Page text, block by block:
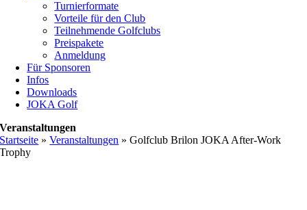
Turnierformate
Vorteile für den Club
Teilnehmende Golfclubs
Preispakete
Anmeldung
Für Sponsoren
Infos
Downloads
JOKA Golf
Veranstaltungen
Startseite »Veranstaltungen »Golfclub Brilon JOKA After-Work
Trophy